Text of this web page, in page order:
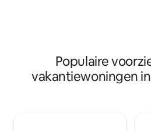
Populaire
vakantiewoningen